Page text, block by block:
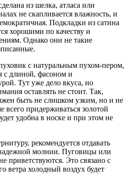
из шелка, атласа или
не скапливается влажность, и
Подкладки из сатина
хорошими по качеству и
Однако они не такие
с натуральным пухом-пером,
с длиной, фасоном и
Тут уже дело вкуса, но
оставлять не стоит. Так,
быть не слишком узким, но и не
придерживаться золотой
удобна в носке и при этом не
рекомендуется отдавать
молнии. Пуговицы или
приветствуются. Это связано с
ветра холодный воздух будет